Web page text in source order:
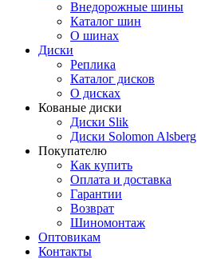
Внедорожные шины
Каталог шин
О шинах
Диски
Реплика
Каталог дисков
О дисках
Кованые диски
Диски Slik
Диски Solomon Alsberg
Покупателю
Как купить
Оплата и доставка
Гарантии
Возврат
Шиномонтаж
Оптовикам
Контакты